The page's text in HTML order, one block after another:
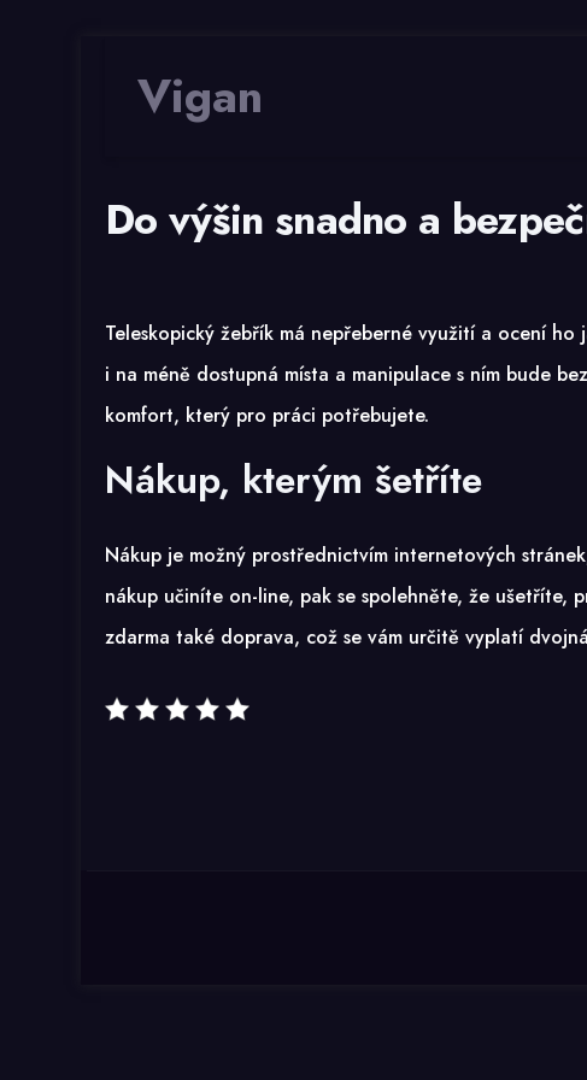
Vigan
Do výšin snadno a
Teleskopický žebřík má nepřeberné využití a ocení
i na méně dostupná místa a manipulace s ním bude
komfort, který pro práci potřebujete.
Nákup, kterým šetříte
Nákup je možný prostřednictvím internetových
nákup učiníte on-line, pak se spolehněte, že
zdarma také doprava, což se vám určitě vyplatí